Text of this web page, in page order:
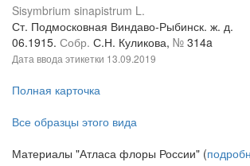
Sisymbrium sinapistrum L.
Ст. Подмосковная Виндаво-Рыбинск. ж. д.
06.1915. Собр. С.Н. Куликова, № 314a
Дата ввода этикетки 13.09.2019
Полная карточка
Все образцы этого вида
Материалы "Атласа флоры России" (